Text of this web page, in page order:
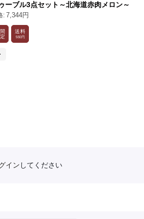
ーブル3点セット～北海道赤肉メロン～
7,344円
送料
550円
イン してください